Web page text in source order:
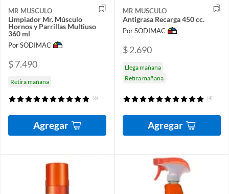
MR MUSCULO
Limpiador Mr. Músculo
Hornos y Parrillas Multiuso
360 ml
Por SODIMAC
$ 7.490
Retira mañana
(6)
Agregar
MR MUSCULO
Antigrasa Recarga 450 cc.
Por SODIMAC
$ 2.690
Llega mañana
Retira mañana
(4)
Agregar